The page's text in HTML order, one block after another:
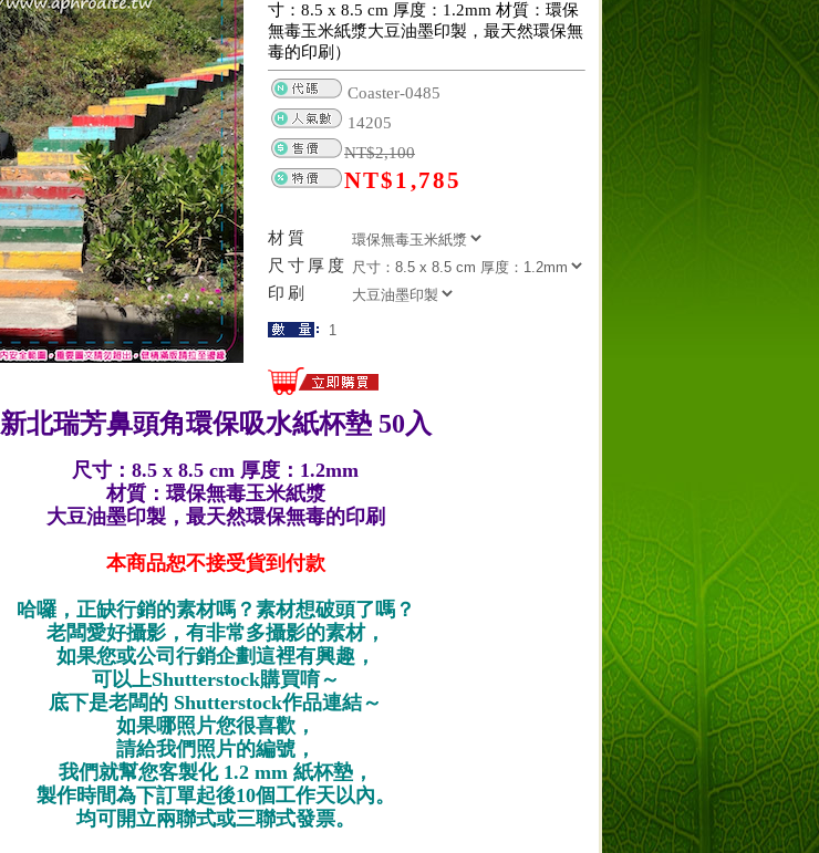
寸：8.5 x 8.5 cm 厚度：1.2mm 材質：環保
無毒玉米紙漿大豆油墨印製，最天然環保無
毒的印刷）
Coaster-0485
14205
NT$2,100
NT$1,785
材質
尺寸厚度
印刷
新北瑞芳鼻頭角環保吸水紙杯墊 50入
尺寸：8.5 x 8.5 cm 厚度：1.2mm
材質：環保無毒玉米紙漿
大豆油墨印製，最天然環保無毒的印刷
本商品恕不接受貨到付款
哈囉，正缺行銷的素材嗎？素材想破頭了嗎？
老闆愛好攝影，有非常多攝影的素材，
如果您或公司行銷企劃這裡有興趣，
可以上Shutterstock購買唷～
底下是老闆的 Shutterstock作品連結～
如果哪照片您很喜歡，
請給我們照片的編號，
我們就幫您客製化 1.2 mm 紙杯墊，
製作時間為下訂單起後10個工作天以內。
均可開立兩聯式或三聯式發票。